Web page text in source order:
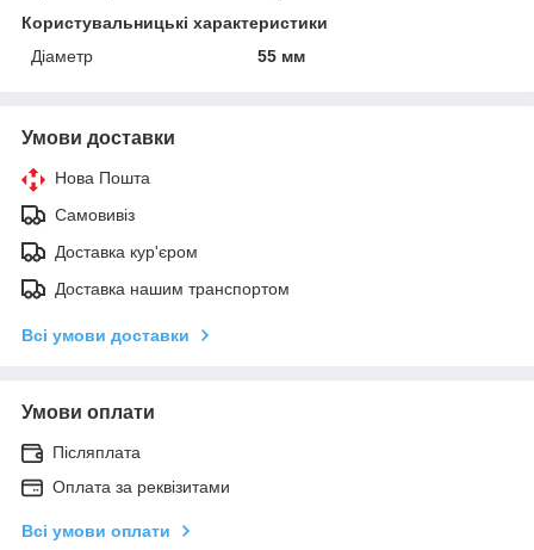
Користувальницькі характеристики
Діаметр
55 мм
Умови доставки
Нова Пошта
Самовивіз
Доставка кур'єром
Доставка нашим транспортом
Всі умови доставки
Умови оплати
Післяплата
Оплата за реквізитами
Всі умови оплати